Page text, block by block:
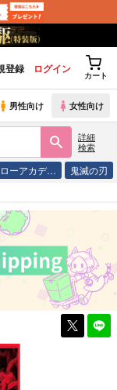
登録 ログイン
カート
男性向け 女性向け
詳細
検索
ーアカデ… 鬼滅の刃